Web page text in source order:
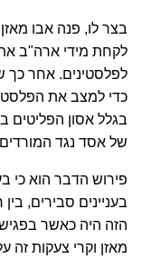
בצר לו, פנה אבו מאזן
לקחת מידי ארה"ב
לפלסטינים. אחר כך
כדי למצב את
בגלל אסון הפליטים
של אסד נגד
פירוש הדבר הוא כי
בעניינים סבירים,
הזה היה כאשר
מאזן וקרי צעקות זה